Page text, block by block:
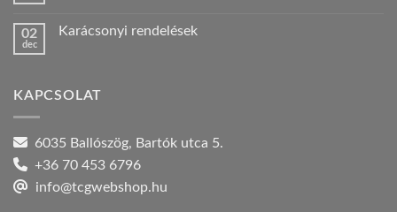
bejegyzéshez
TAGSÁG
02
dec
Karácsonyi rendelések
rendelések
KAPCSOLAT
6035 Ballószög, Bartók utca 5.
+36 70 453 6796
info@tcgwebshop.hu